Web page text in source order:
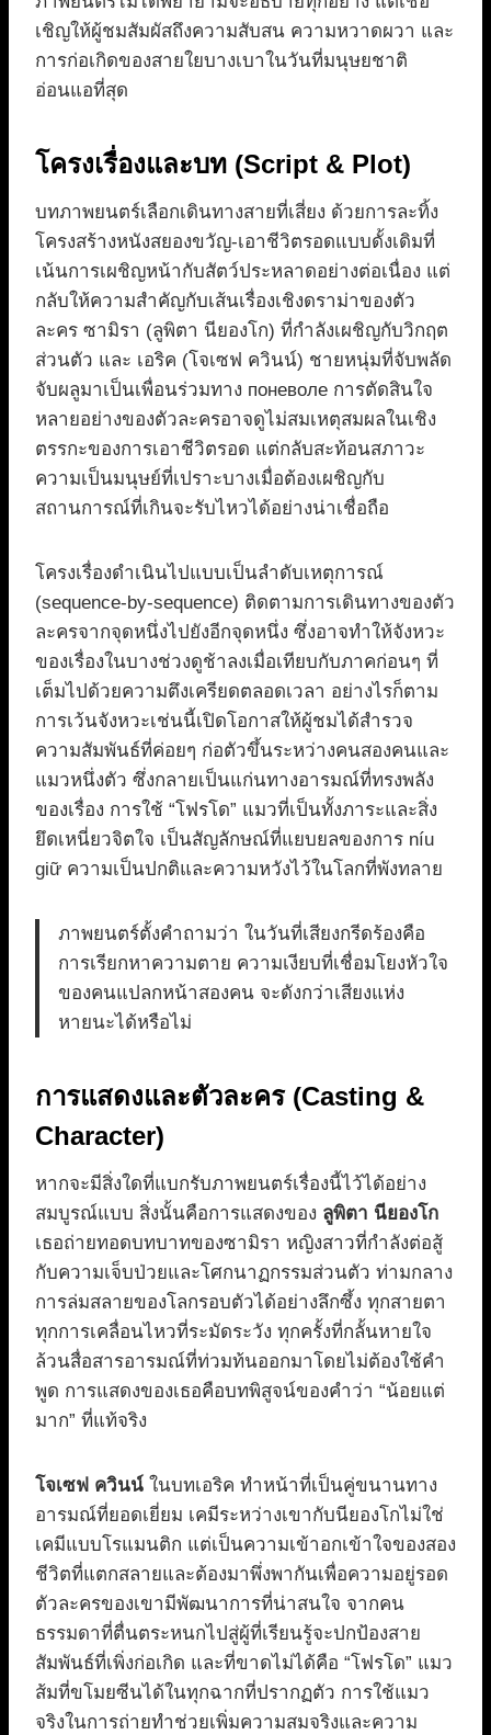
เชิญให้ผู้ชมสัมผัสถึงความสับสน ความหวาดผวา และ
การก่อเกิดของสายใยบางเบาในวันที่มนุษยชาติ
อ่อนแอที่สุด
โครงเรื่องและบท (Script & Plot)
บทภาพยนตร์เลือกเดินทางสายที่เสี่ยง ด้วยการละทิ้ง
โครงสร้างหนังสยองขวัญ-เอาชีวิตรอดแบบดั้งเดิมที่
เน้นการเผชิญหน้ากับสัตว์ประหลาดอย่างต่อเนื่อง แต่
กลับให้ความสำคัญกับเส้นเรื่องเชิงดราม่าของตัว
ละคร ซามิรา (ลูพิตา นียองโก) ที่กำลังเผชิญกับวิกฤต
ส่วนตัว และ เอริค (โจเซฟ ควินน์) ชายหนุ่มที่จับพลัด
จับผลูมาเป็นเพื่อนร่วมทาง поневоле การตัดสินใจ
หลายอย่างของตัวละครอาจดูไม่สมเหตุสมผลในเชิง
ตรรกะของการเอาชีวิตรอด แต่กลับสะท้อนสภาวะ
ความเป็นมนุษย์ที่เปราะบางเมื่อต้องเผชิญกับ
สถานการณ์ที่เกินจะรับไหวได้อย่างน่าเชื่อถือ
โครงเรื่องดำเนินไปแบบเป็นลำดับเหตุการณ์
(sequence-by-sequence) ติดตามการเดินทางของตัว
ละครจากจุดหนึ่งไปยังอีกจุดหนึ่ง ซึ่งอาจทำให้จังหวะ
ของเรื่องในบางช่วงดูช้าลงเมื่อเทียบกับภาคก่อนๆ ที่
เต็มไปด้วยความตึงเครียดตลอดเวลา อย่างไรก็ตาม
การเว้นจังหวะเช่นนี้เปิดโอกาสให้ผู้ชมได้สำรวจ
ความสัมพันธ์ที่ค่อยๆ ก่อตัวขึ้นระหว่างคนสองคนและ
แมวหนึ่งตัว ซึ่งกลายเป็นแก่นทางอารมณ์ที่ทรงพลัง
ของเรื่อง การใช้ “โฟรโด” แมวที่เป็นทั้งภาระและสิ่ง
ยึดเหนี่ยวจิตใจ เป็นสัญลักษณ์ที่แยบยลของการ níu
giữ ความเป็นปกติและความหวังไว้ในโลกที่พังทลาย
ภาพยนตร์ตั้งคำถามว่า ในวันที่เสียงกรีดร้องคือ
การเรียกหาความตาย ความเงียบที่เชื่อมโยงหัวใจ
ของคนแปลกหน้าสองคน จะดังกว่าเสียงแห่ง
หายนะได้หรือไม่
การแสดงและตัวละคร (Casting &
Character)
หากจะมีสิ่งใดที่แบกรับภาพยนตร์เรื่องนี้ไว้ได้อย่าง
สมบูรณ์แบบ สิ่งนั้นคือการแสดงของ ลูพิตา นียองโก
เธอถ่ายทอดบทบาทของซามิรา หญิงสาวที่กำลังต่อสู้
กับความเจ็บป่วยและโศกนาฏกรรมส่วนตัว ท่ามกลาง
การล่มสลายของโลกรอบตัวได้อย่างลึกซึ้ง ทุกสายตา
ทุกการเคลื่อนไหวที่ระมัดระวัง ทุกครั้งที่กลั้นหายใจ
ล้วนสื่อสารอารมณ์ที่ท่วมท้นออกมาโดยไม่ต้องใช้คำ
พูด การแสดงของเธอคือบทพิสูจน์ของคำว่า “น้อยแต่
มาก” ที่แท้จริง
โจเซฟ ควินน์ ในบทเอริค ทำหน้าที่เป็นคู่ขนานทาง
อารมณ์ที่ยอดเยี่ยม เคมีระหว่างเขากับนียองโกไม่ใช่
เคมีแบบโรแมนติก แต่เป็นความเข้าอกเข้าใจของสอง
ชีวิตที่แตกสลายและต้องมาพึ่งพากันเพื่อความอยู่รอด
ตัวละครของเขามีพัฒนาการที่น่าสนใจ จากคน
ธรรมดาที่ตื่นตระหนกไปสู่ผู้ที่เรียนรู้จะปกป้องสาย
สัมพันธ์ที่เพิ่งก่อเกิด และที่ขาดไม่ได้คือ “โฟรโด” แมว
ส้มที่ขโมยซีนได้ในทุกฉากที่ปรากฏตัว การใช้แมว
จริงในการถ่ายทำช่วยเพิ่มความสมจริงและความ